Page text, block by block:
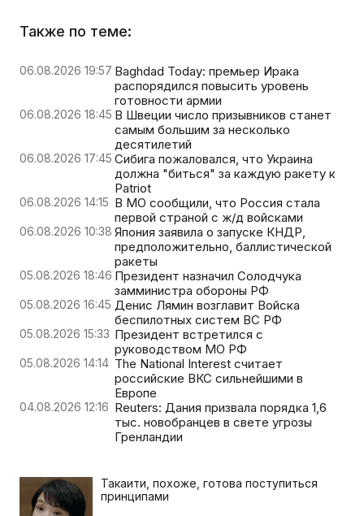
Также по теме:
06.08.2026 19:57 Baghdad Today: премьер Ирака
распорядился повысить уровень
готовности армии
06.08.2026 18:45 В Швеции число призывников станет
самым большим за несколько
десятилетий
06.08.2026 17:45 Сибига пожаловался, что Украина
должна "биться" за каждую ракету к
Patriot
06.08.2026 14:15 В МО сообщили, что Россия стала
первой страной с ж/д войсками
06.08.2026 10:38 Япония заявила о запуске КНДР,
предположительно, баллистической
ракеты
05.08.2026 18:46 Президент назначил Солодчука
замминистра обороны РФ
05.08.2026 16:45 Денис Лямин возглавит Войска
беспилотных систем ВС РФ
05.08.2026 15:33 Президент встретился с
руководством МО РФ
05.08.2026 14:14 The National Interest считает
российские ВКС сильнейшими в
Европе
04.08.2026 12:16 Reuters: Дания призвала порядка 1,6
тыс. новобранцев в свете угрозы
Гренландии
Такаити, похоже, готова поступиться
принципами